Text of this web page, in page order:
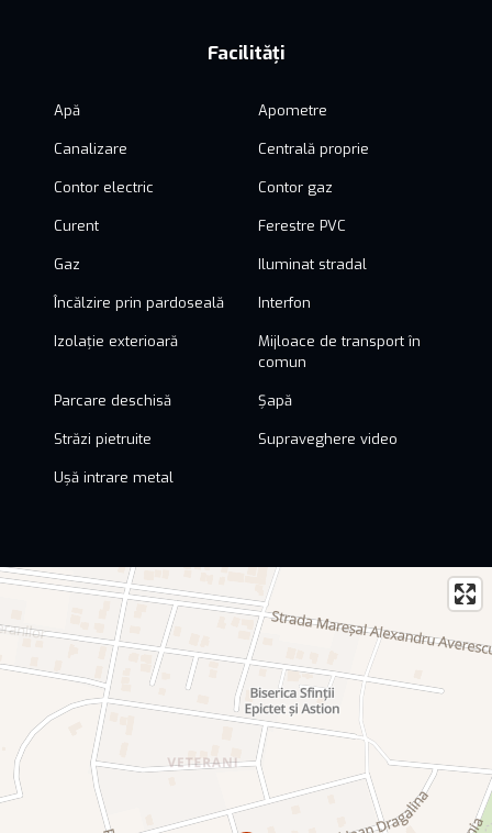
Facilități
Apă Apometre
Canalizare Centrală proprie
Contor electric Contor gaz
Curent Ferestre PVC
Gaz Iluminat stradal
Încălzire prin pardoseală Interfon
Izolație exterioară
Mijloace de transport în
comun
Parcare deschisă Șapă
Străzi pietruite Supraveghere video
Ușă intrare metal